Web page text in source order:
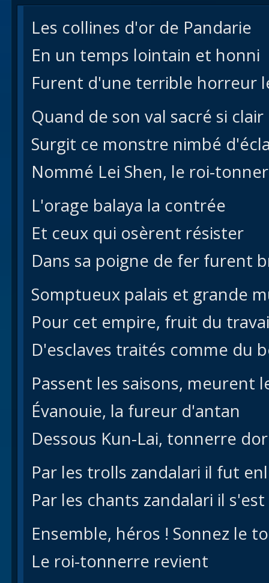
Les collines d'or de Pandarie
En un temps lointain et honni
Furent d'une terrible horreur
Quand de son val sacré si clair
Surgit ce monstre nimbé
Nommé Lei Shen, le roi-
L'orage balaya la contrée
Et ceux qui osèrent résister
Dans sa poigne de fer furent
Somptueux palais et grande
Pour cet empire, fruit du
D'esclaves traités comme du
Passent les saisons, meurent
Évanouie, la fureur d'antan
Dessous Kun-Lai, tonnerre
Par les trolls zandalari il fut
Par les chants zandalari il
Ensemble, héros ! Sonnez le
Le roi-tonnerre revient